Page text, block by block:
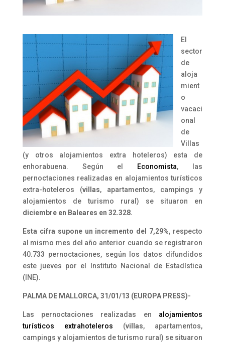
El
sector
de
aloja
mient
o
vacaci
onal
de
Villas
(y otros alojamientos extra hoteleros) esta de
enhorabuena. Según el
Economista, las
pernoctaciones realizadas en alojamientos turísticos
extra-hoteleros (villas, apartamentos, campings y
alojamientos de turismo rural) se situaron en
diciembre en Baleares en 32.328.
Esta cifra supone un incremento del 7,29%, respecto
al mismo mes del año anterior cuando se registraron
40.733 pernoctaciones, según los datos difundidos
este jueves por el Instituto Nacional de Estadística
(INE).
PALMA DE MALLORCA, 31/01/13 (EUROPA PRESS)-
Las pernoctaciones realizadas en alojamientos
turísticos extrahoteleros (villas, apartamentos,
campings y alojamientos de turismo rural) se situaron